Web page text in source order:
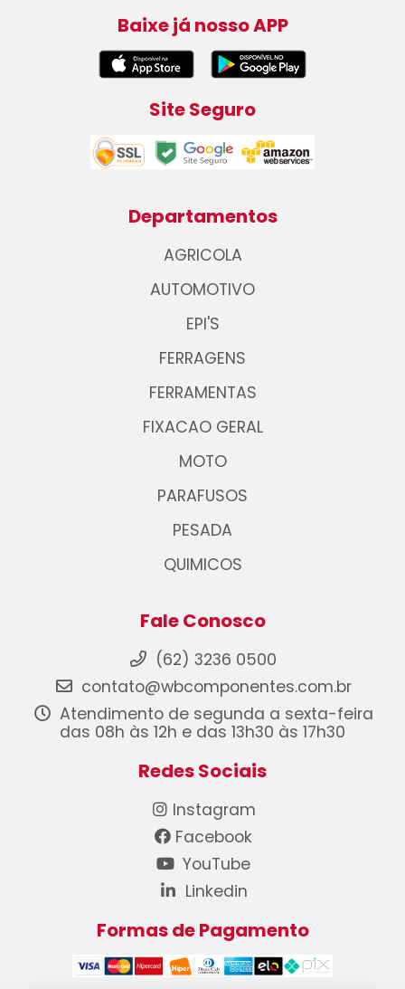
Baixe já nosso APP
Site Seguro
Departamentos
AGRICOLA
AUTOMOTIVO
EPI'S
FERRAGENS
FERRAMENTAS
FIXACAO GERAL
MOTO
PARAFUSOS
PESADA
QUIMICOS
Fale Conosco
(62) 3236 0500
contato@wbcomponentes.com.br
Atendimento de segunda a sexta-feira
das 08h às 12h e das 13h30 às 17h30
Redes Sociais
Instagram
Facebook
YouTube
Linkedin
Formas de Pagamento